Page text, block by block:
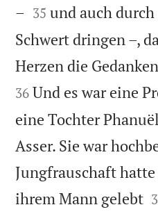
– 

35 und auch
Schwert dringen –,
Herzen die
36 Und es war eine
eine Tochter
Asser. Sie war
Jungfrauschaft
ihrem Mann gelebt